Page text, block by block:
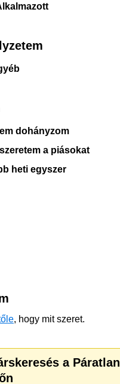
dohányzom
a piásokat
heti egyszer
, hogy mit szeret.
a Páratlan